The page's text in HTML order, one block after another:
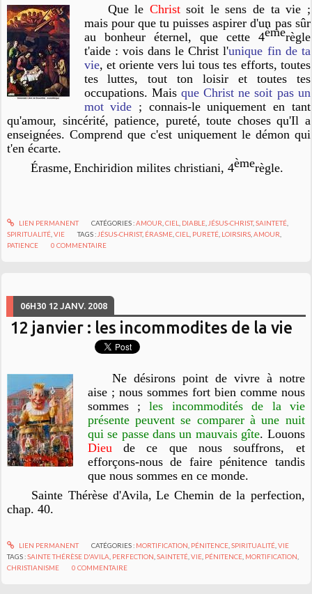
Que le Christsoit le sens de ta vie ;
mais pour que tu puisses aspirer d'un pas sûr
au bonheur éternel, que cette 4èmerègle
t'aide : vois dans le Christ l'unique fin de ta
vie, et oriente vers lui tous tes efforts, toutes
tes luttes, tout ton loisir et toutes tes
occupations. Mais que Christ ne soit pas un
mot vide ; connais-le uniquement en tant
qu'amour, sincérité, patience, pureté, toute choses qu'Il a
enseignées. Comprend que c'est uniquement le démon qui
t'en écarte.
Érasme, Enchiridion milites christiani, 4èmerègle.
LIEN PERMANENT CATÉGORIES :AMOUR CIEL DIABLE, JÉSUS-CHRIST,SAINTETÉ,
SPIRITUALITÉ ,VIE TAGS : JÉSUS-CHRIST, ÉRASME ,CIEL PURETÉ LOIRSIRS ,AMOUR
PATIENCE
0 COMMENTAIRE
06H30 12 JANV. 2008
12 janvier : les incommodites de la vie
Ne désirons point de vivre à notre
aise ; nous sommes fort bien comme nous
sommes ;les incommodités de la vie
présente peuvent se comparer à une nuit
qui se passe dans un mauvais gîte. Louons
Dieude ce que nous souffrons, et
efforçons-nous de faire pénitence tandis
que nous sommes en ce monde.
Sainte Thérèse d'Avila, Le Chemin de la perfection,
chap. 40.
LIEN PERMANENT CATÉGORIES : MORTIFICATION PÉNITENCE, SPIRITUALITÉ, VIE
TAGS :SAINTE THÉRÈSE D'AVILA PERFECTION ,SAINTETÉ ,VIE PÉNITENCE MORTIFICATION
CHRISTIANISME
0 COMMENTAIRE